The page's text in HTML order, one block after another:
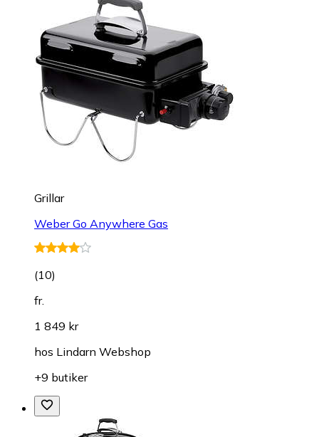
Grillar
Weber Go Anywhere Gas
(10)
fr.
1 849 kr
hos Lindarn Webshop
+9 butiker